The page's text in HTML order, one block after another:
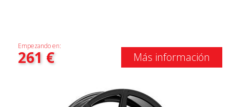
Empezando en:
261 € Más información